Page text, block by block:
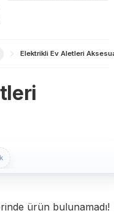
Elektrikli Ev Aletleri
ürün bulunamadı!